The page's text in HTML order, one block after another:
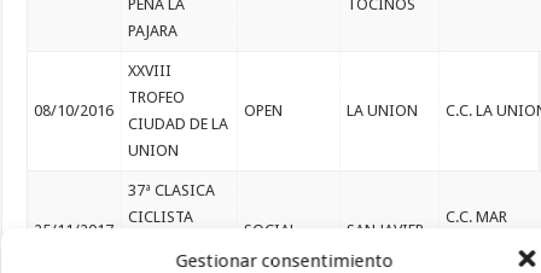
Gestionar consentimiento
PEÑA LA
PAJARA
TOCINOS
08/10/2016
XXVIII
TROFEO
CIUDAD DE LA
UNION
OPEN LA UNION C.C. LA
25/11/2017
37ª CLASICA
CICLISTA
SOCIAL SAN JAVIER
C.C. MAR